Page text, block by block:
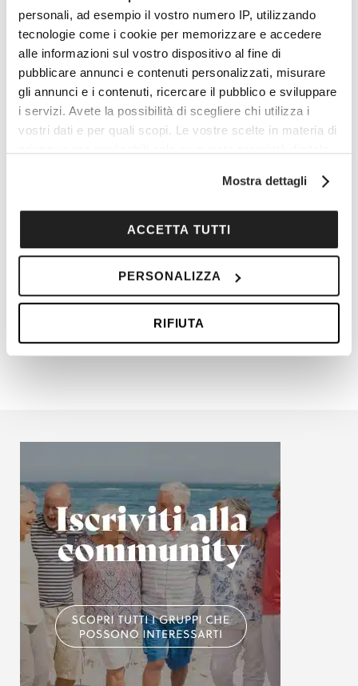
personali, ad esempio il vostro numero IP, utilizzando
tecnologie come i cookie per memorizzare e accedere
alle informazioni sul vostro dispositivo al fine di
pubblicare annunci e contenuti personalizzati, misurare
gli annunci e i contenuti, ricercare il pubblico e sviluppare
i servizi. Avete la possibilità di scegliere chi utilizza i
vostri dati e per quali scopi. Le vostre scelte in materia di
modificare o revocare il proprio consenso in qualsiasi
sull'icona di attivazione della privacy.
raccogliere informazioni sulla tua posizione
geografica, con un'approssimazione di qualche
Identificare il tuo dispositivo, scansionandolo
modificare o ritirare il tuo consenso in qualsiasi momento
Utilizziamo i cookie per personalizzare contenuti ed
annunci, per fornire funzionalità dei social media e per
analizzare il nostro traffico. Condividiamo inoltre
informazioni sul modo in cui utilizzi il nostro sito con i
nostri partner che si occupano di analisi dei dati web,
pubblicità e social media, i quali potrebbero combinarle
con altre informazioni che hai fornito loro o che hanno
raccolto dal tuo utilizzo dei loro servizi.
Mostra dettagli
ACCETTA TUTTI
PERSONALIZZA
RIFIUTA
Buon viaggio!
Vuoi commentare l’articolo? Iscriviti
alla community e partecipa alla
discussione.
Cocooners è una community che aggrega
gratitudine nei confronti della vita, per offrire
loro esperienze di socialità e risorse per vivere
al meglio.